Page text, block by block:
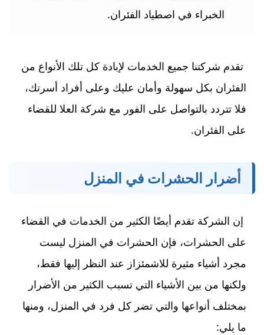
الخبراء في اصطياد الفئران.
تقدم شركتنا جميع الخدمات لإبادة كل تلك الأنواع من
الفئران بكل سهولة وأمان عليك وعلى أفراد أسرتك،
فلا تتردد بالتواصل على الفور مع شركة العلا للقضاء
على الفئران.
أضرار الحشرات في المنزل
إن الشركة تقدم أيضًا الكثير من الخدمات في القضاء
على الحشرات، فإن الحشرات في المنزل ليست
مجرد أشياء مثيرة للاشمئزاز عند النظر إليها فقط،
ولكنها من بين الأشياء التي تسبب الكثير من الأضرار
بمختلف أنواعها والتي تضر كل فرد في المنزل، ومنها
ما يلي: